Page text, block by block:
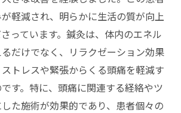
軽減され、明らかに生活の質が向上
っています。鍼灸は、体内のエネル
だけでなく、リラクゼーション効果
トレスや緊張からくる頭痛を軽減す
す。特に、頭痛に関連する経絡やツ
た施術が効果的であり、患者個々の